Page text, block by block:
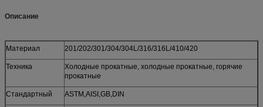
Описание
Материал 201/202/301/304/304L/316/316L/410/420
Техника
Холодные прокатные, холодные прокатные, горячие
прокатные
Стандартный ASTM,AISI,GB,DIN